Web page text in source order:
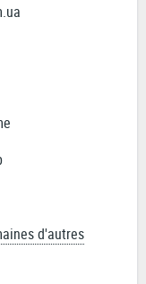
d'autres